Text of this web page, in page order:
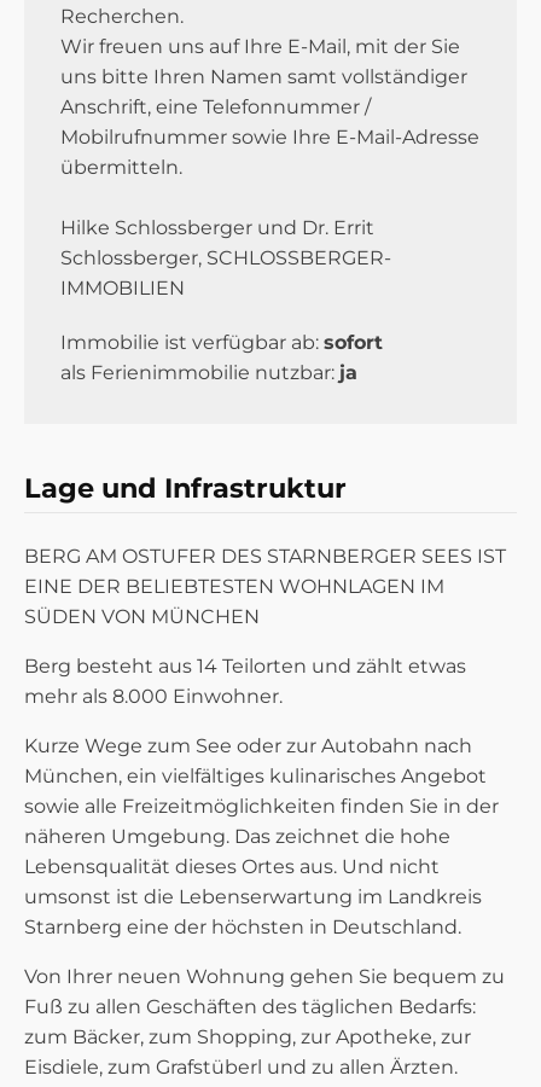
Recherchen.
Wir freuen uns auf Ihre E-Mail, mit der Sie
uns bitte Ihren Namen samt vollständiger
Anschrift, eine Telefonnummer /
Mobilrufnummer sowie Ihre E-Mail-Adresse
übermitteln.
Hilke Schlossberger und Dr. Errit
Schlossberger, SCHLOSSBERGER-
IMMOBILIEN
Immobilie ist verfügbar ab: sofort
als Ferienimmobilie nutzbar: ja
Lage und Infrastruktur
BERG AM OSTUFER DES STARNBERGER SEES IST
EINE DER BELIEBTESTEN WOHNLAGEN IM
SÜDEN VON MÜNCHEN
Berg besteht aus 14 Teilorten und zählt etwas
mehr als 8.000 Einwohner.
Kurze Wege zum See oder zur Autobahn nach
München, ein vielfältiges kulinarisches Angebot
sowie alle Freizeitmöglichkeiten finden Sie in der
näheren Umgebung. Das zeichnet die hohe
Lebensqualität dieses Ortes aus. Und nicht
umsonst ist die Lebenserwartung im Landkreis
Starnberg eine der höchsten in Deutschland.
Von Ihrer neuen Wohnung gehen Sie bequem zu
Fuß zu allen Geschäften des täglichen Bedarfs:
zum Bäcker, zum Shopping, zur Apotheke, zur
Eisdiele, zum Grafstüberl und zu allen Ärzten.